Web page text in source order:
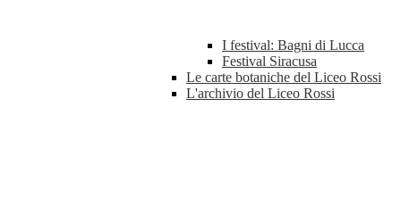
I festival: Bagni di Lucca
Festival Siracusa
Le carte botaniche del Liceo Rossi
L'archivio del Liceo Rossi